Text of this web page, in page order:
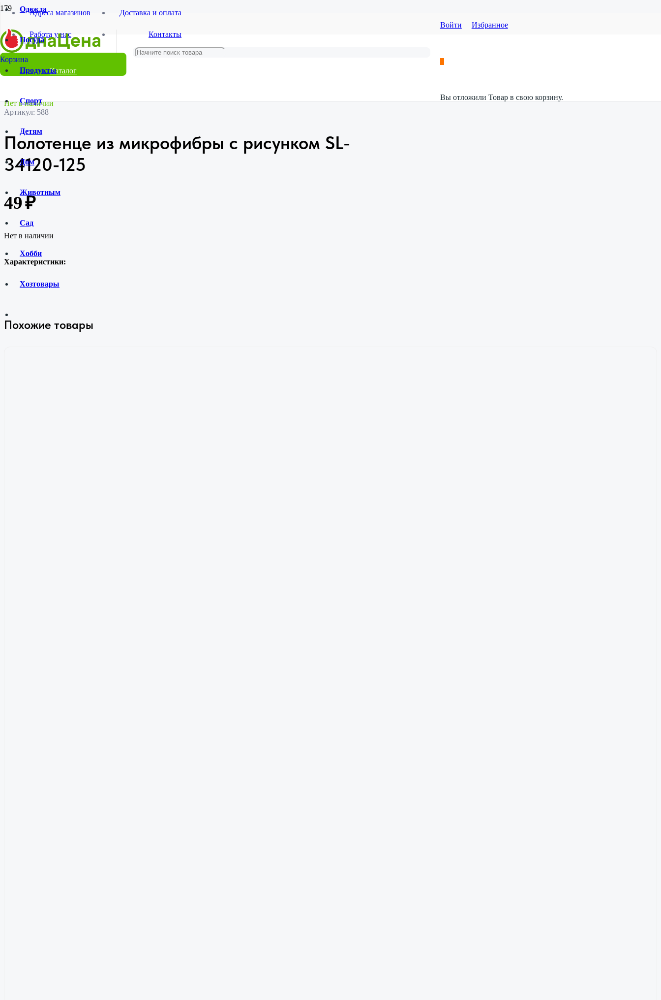
Адреса магазинов
Работа у нас
Доставка и оплата
Контакты
Каталог
Войти Избранное
Вы отложили Товарв свою корзину.
Одежда
Посуда
Продукты
Спорт
Детям
Дом
Животным
Сад
Хобби
Хозтовары
Главная
Магазин
Посуда
Столовые приборы
Полотенце из микрофибры с рисунком SL-34120-125
Нет в наличии
Артикул: 588
Полотенце из микрофибры с рисунком SL-
34120-125
49₽
Нет в наличии
Характеристики:
Похожие товары